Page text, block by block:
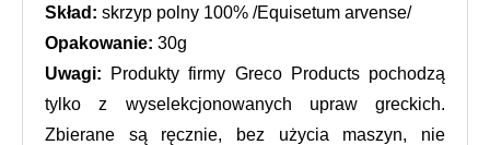
Skład: skrzyp polny 100% /Equisetum arvense/
Opakowanie: 30g
Uwagi:
Produkty firmy Greco Products pochodzą
tylko z wyselekcjonowanych upraw greckich.
Zbierane są ręcznie, bez użycia maszyn, nie